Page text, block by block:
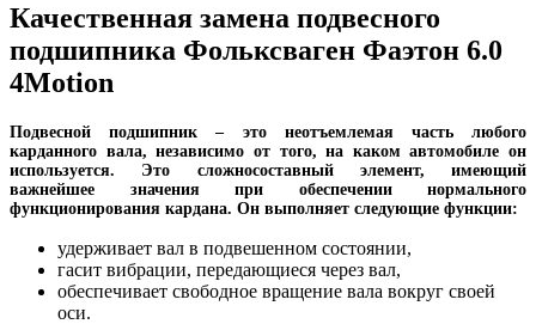
Качественная замена подвесного
подшипника Фольксваген Фаэтон 6.0
4Motion
Подвесной подшипник – это неотъемлемая часть любого
карданного вала, независимо от того, на каком автомобиле он
используется. Это сложносоставный элемент, имеющий
важнейшее значения при обеспечении нормального
функционирования кардана. Он выполняет следующие функции:
удерживает вал в подвешенном состоянии,
гасит вибрации, передающиеся через вал,
обеспечивает свободное вращение вала вокруг своей
оси.